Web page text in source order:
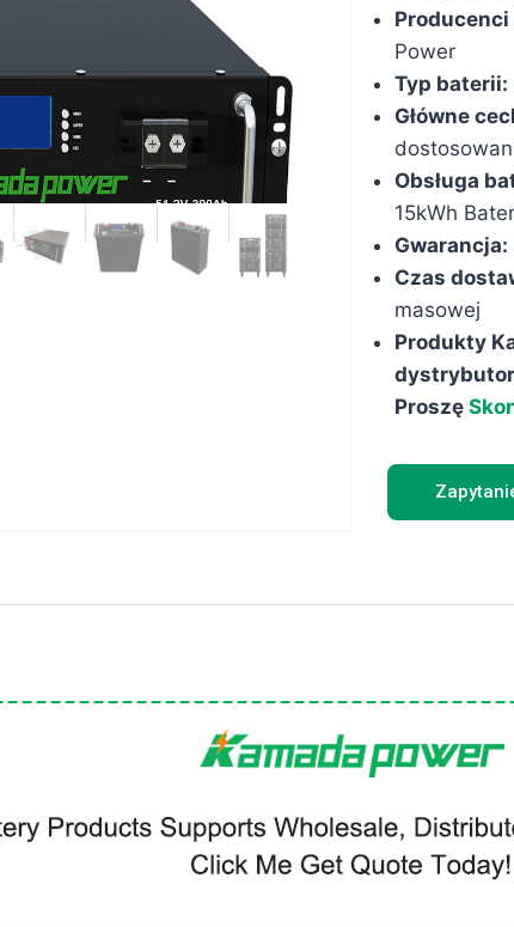
Power
Typ baterii:
Główne
Obsługa
15kWh
Gwarancja:
Czas
masowej
Produkty
Proszę